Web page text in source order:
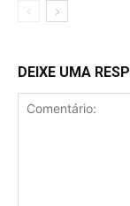
DEIXE UMA